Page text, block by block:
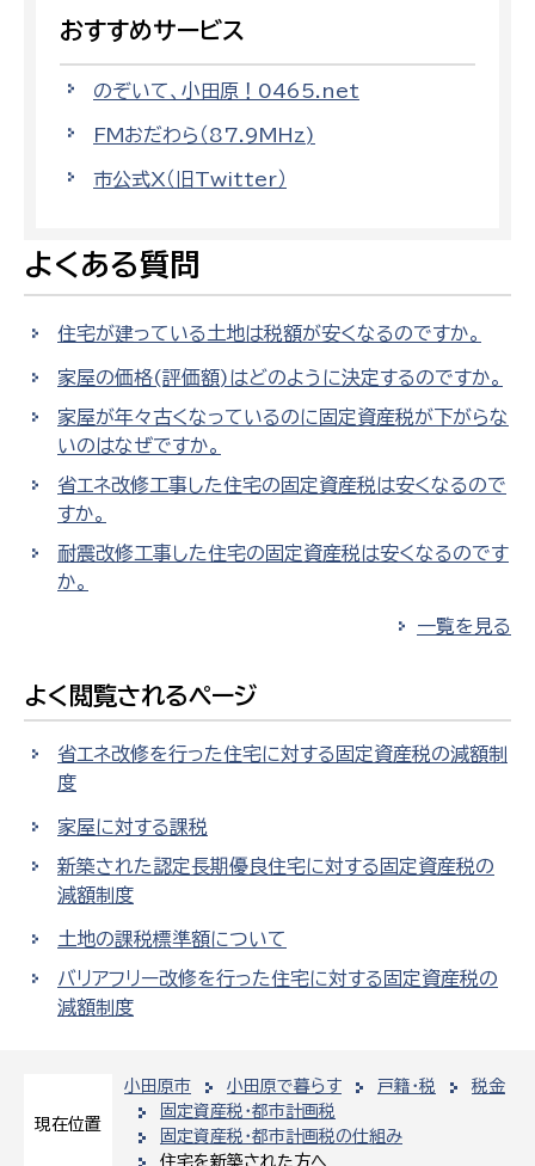
現在位置
小田原市 小田原で暮らす 戸籍・税
税金
固定資産税・都市計画税
固定資産税・都市計画税の仕組み
住宅を新築された方へ
おすすめサービス
のぞいて、小田原！0465.net
FMおだわら（87.9MHz)
市公式X（旧Twitter）
よくある質問
住宅が建っている土地は税額が安くなるのですか。
家屋の価格(評価額)はどのように決定するのですか。
家屋が年々古くなっているのに固定資産税が下がらな
いのはなぜですか。
省エネ改修工事した住宅の固定資産税は安くなるので
すか。
耐震改修工事した住宅の固定資産税は安くなるのです
か。
一覧を見る
よく閲覧されるページ
省エネ改修を行った住宅に対する固定資産税の減額制
度
家屋に対する課税
新築された認定長期優良住宅に対する固定資産税の
減額制度
土地の課税標準額について
バリアフリー改修を行った住宅に対する固定資産税の
減額制度